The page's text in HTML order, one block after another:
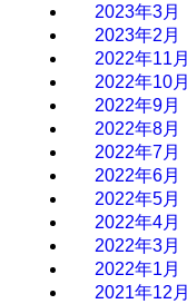
2023年3月
2023年2月
2022年11月
2022年10月
2022年9月
2022年8月
2022年7月
2022年6月
2022年5月
2022年4月
2022年3月
2022年1月
2021年12月